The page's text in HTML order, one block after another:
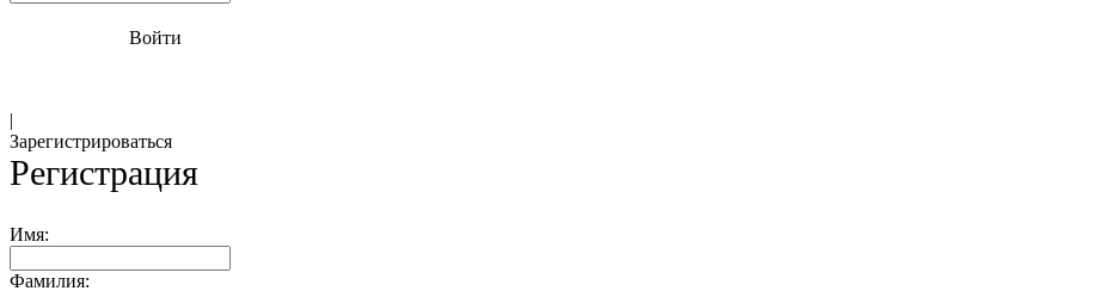
Войти
|
Зарегистрироваться
Регистрация
Имя:
Фамилия: